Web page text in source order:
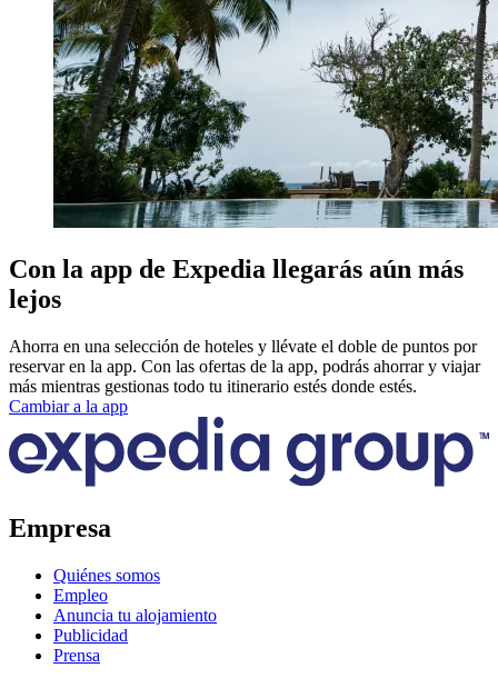
Con la app de Expedia llegarás aún más
lejos
Ahorra en una selección de hoteles y llévate el doble de puntos por
reservar en la app. Con las ofertas de la app, podrás ahorrar y viajar
más mientras gestionas todo tu itinerario estés donde estés.
Cambiar a la app
Empresa
Quiénes somos
Empleo
Anuncia tu alojamiento
Publicidad
Prensa